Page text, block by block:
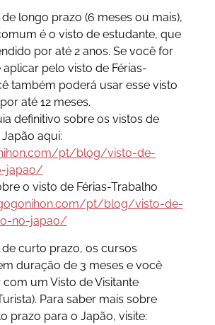
longo prazo (6 meses ou mais),
é o visto de estudante, que
por até 2 anos. Se você for
pelo visto de Férias-
também poderá usar esse visto
até 12 meses.
definitivo sobre os vistos de
aqui:
pt/blog/visto-de-
japao/
o visto de Férias-Trabalho
pt/blog/visto-de-
no-japao/
curto prazo, os cursos
duração de 3 meses e você
um Visto de Visitante
Para saber mais sobre
prazo para o Japão, visite: